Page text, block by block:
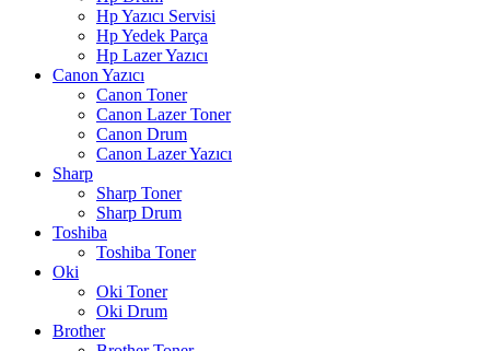
Hp Yazıcı Servisi
Hp Yedek Parça
Hp Lazer Yazıcı
Canon Yazıcı
Canon Toner
Canon Lazer Toner
Canon Drum
Canon Lazer Yazıcı
Sharp
Sharp Toner
Sharp Drum
Toshiba
Toshiba Toner
Oki
Oki Toner
Oki Drum
Brother